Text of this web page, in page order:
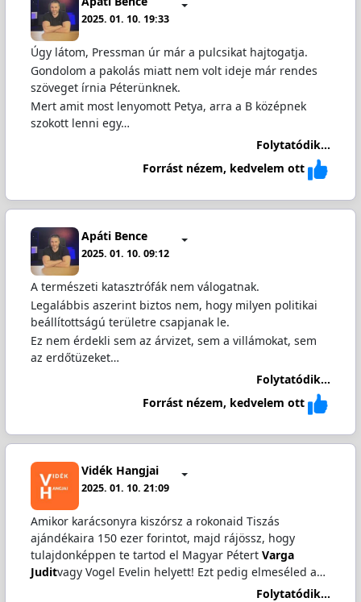
2025. 01. 10. 19:33
Úgy látom, Pressman úr már a pulcsikat hajtogatja.
Gondolom a pakolás miatt nem volt ideje már rendes
szöveget írnia Péterünknek.
Mert amit most lenyomott Petya, arra a B középnek
szokott lenni egy…
Folytatódik...
Forrást nézem, kedvelem ott
Apáti Bence
2025. 01. 10. 09:12
A természeti katasztrófák nem válogatnak.
Legalábbis aszerint biztos nem, hogy milyen politikai
beállítottságú területre csapjanak le.
Ez nem érdekli sem az árvizet, sem a villámokat, sem
az erdőtüzeket…
Folytatódik...
Forrást nézem, kedvelem ott
Vidék Hangjai
2025. 01. 10. 21:09
Amikor karácsonyra kiszórsz a rokonaid Tiszás
ajándékaira 150 ezer forintot, majd rájössz, hogy
tulajdonképpen te tartod el Magyar Pétert Varga
Juditvagy Vogel Evelin helyett! Ezt pedig elmeséled a…
Folytatódik...